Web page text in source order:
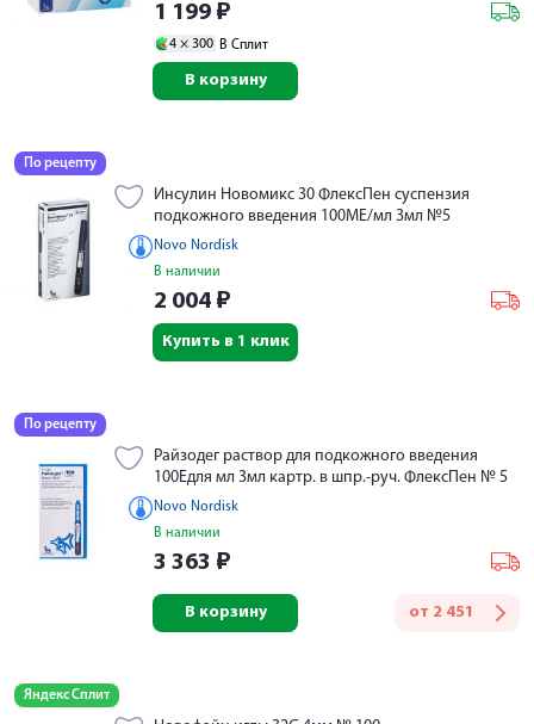
1 199 ₽
4 × 300 В Сплит
В корзину
По рецепту
Инсулин Новомикс 30 ФлексПен суспензия
подкожного введения 100МЕ/мл 3мл №5
Novo Nordisk
В наличии
2 004 ₽
Купить в 1 клик
По рецепту
Райзодег раствор для подкожного введения
100Едля мл 3мл картр. в шпр.-руч. ФлексПен № 5
Novo Nordisk
В наличии
3 363 ₽
от 2 451
В корзину
Яндекс Сплит